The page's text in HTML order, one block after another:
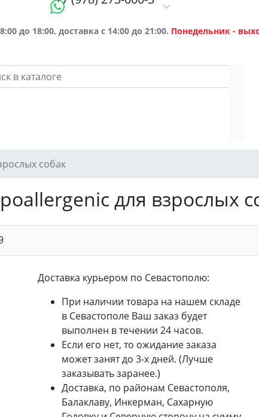
до 18:00, доставка с 14:00 до 21:00. Понедельник -
собак
для взрослых
Доставка курьером по Севастополю:
При наличии товара на нашем складе
в Севастополе Ваш заказ будет
выполнен в течении 24 часов.
Если его нет, то ожидание заказа
может занят до 3-х дней. (Лучше
заказывать заранее.)
Доставка, по районам Севастополя,
Балаклаву, Инкерман, Сахарную